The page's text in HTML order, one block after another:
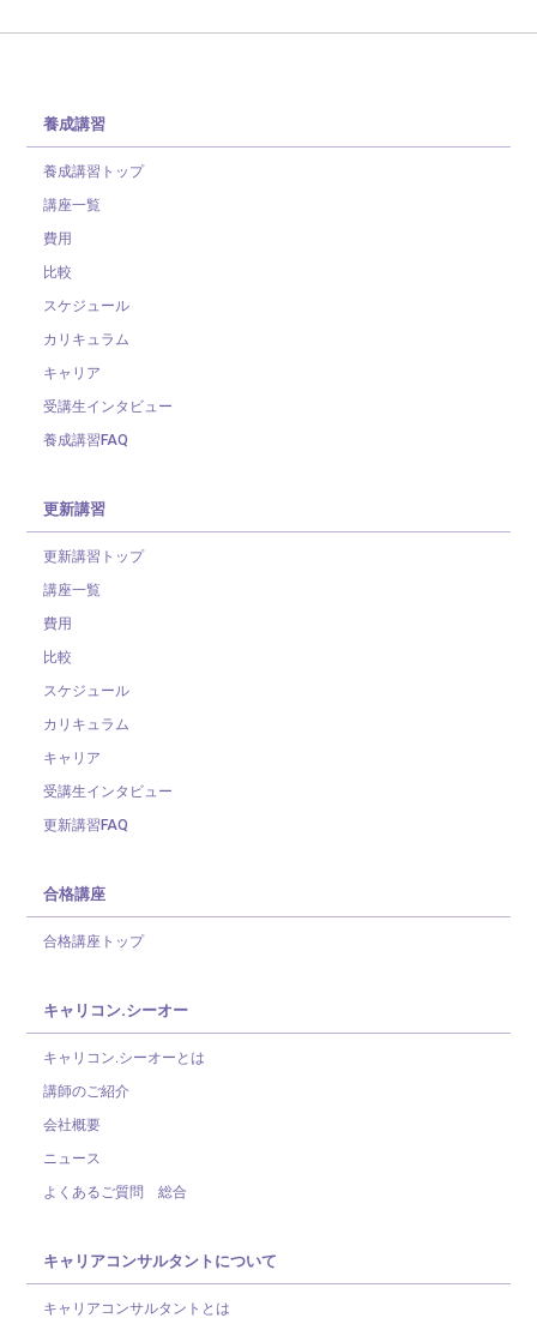
養成講習
養成講習トップ
講座一覧
費用
比較
スケジュール
カリキュラム
キャリア
受講生インタビュー
養成講習FAQ
更新講習
更新講習トップ
講座一覧
費用
比較
スケジュール
カリキュラム
キャリア
受講生インタビュー
更新講習FAQ
合格講座
合格講座トップ
キャリコン.シーオー
キャリコン.シーオーとは
講師のご紹介
会社概要
ニュース
よくあるご質問 総合
キャリアコンサルタントについて
キャリアコンサルタントとは